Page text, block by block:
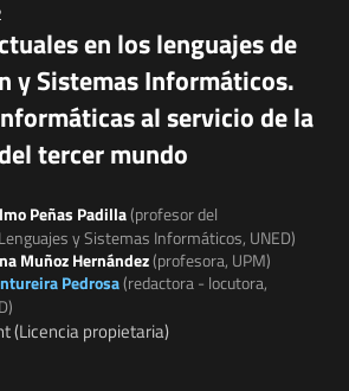
en los lenguajes de
y Sistemas Informáticos.
al servicio de la
tercer mundo
Peñas Padilla(profesor del
y Sistemas Informáticos, UNED)
Muñoz Hernández(profesora, UPM)
Pedrosa(redactora - locutora,
(Licencia propietaria)